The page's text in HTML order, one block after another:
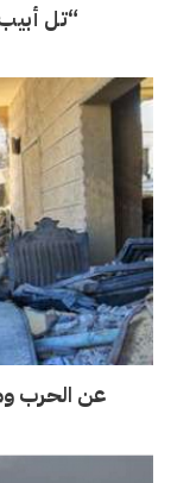
“تل
عن الحرب